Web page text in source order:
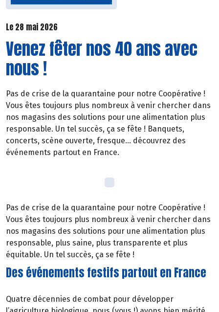
Le 28 mai 2026
Venez fêter nos 40 ans avec
nous !
Pas de crise de la quarantaine pour notre Coopérative !
Vous êtes toujours plus nombreux à venir chercher dans
nos magasins des solutions pour une alimentation plus
responsable. Un tel succès, ça se fête ! Banquets,
concerts, scène ouverte, fresque… découvrez des
événements partout en France.
Pas de crise de la quarantaine pour notre Coopérative !
Vous êtes toujours plus nombreux à venir chercher dans
nos magasins des solutions pour une alimentation plus
responsable, plus saine, plus transparente et plus
équitable. Un tel succès, ça se fête !
Des événements festifs partout en France
Quatre décennies de combat pour développer